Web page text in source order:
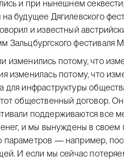
и при нынешнем
будущее Дягилевского
и известный
Зальцбургского фестиваля
изменились потому, что
изменилась потому, что
для инфраструктуры
общественный договор.
поддерживаются все
и мы вынуждены в
параметров — например,
И если мы сейчас